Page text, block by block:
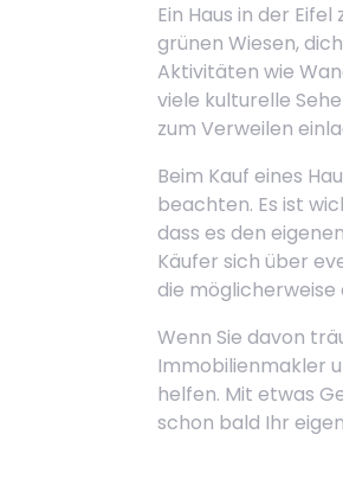
Ein Haus in der
grünen Wiesen,
Aktivitäten wie
viele kulturelle
zum Verweilen
Beim Kauf eines
beachten. Es ist
dass es den
Käufer sich über
die
Wenn Sie davon
Immobilienmakler
helfen. Mit etwas
schon bald Ihr